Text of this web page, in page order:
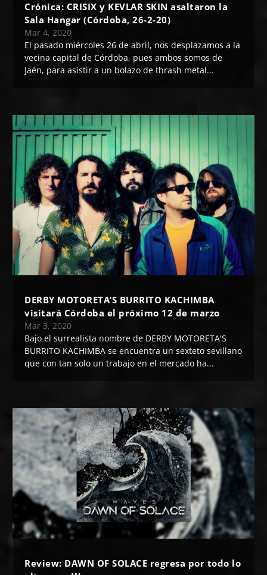
Crónica: CRISIX y KEVLAR SKIN asaltaron la
Sala Hangar (Córdoba, 26-2-20)
Mar 4, 2020
El pasado miércoles 26 de abril, nos desplazamos a la
vecina capital de Córdoba, pues ambos somos de
Jaén, para asistir a un bolazo de thrash metal...
DERBY MOTORETA’S BURRITO KACHIMBA
visitará Córdoba el próximo 12 de marzo
Mar 3, 2020
Bajo el surrealista nombre de DERBY MOTORETA'S
BURRITO KACHIMBA se encuentra un sexteto sevillano
que con tan solo un trabajo en el mercado ha...
Review: DAWN OF SOLACE regresa por todo lo